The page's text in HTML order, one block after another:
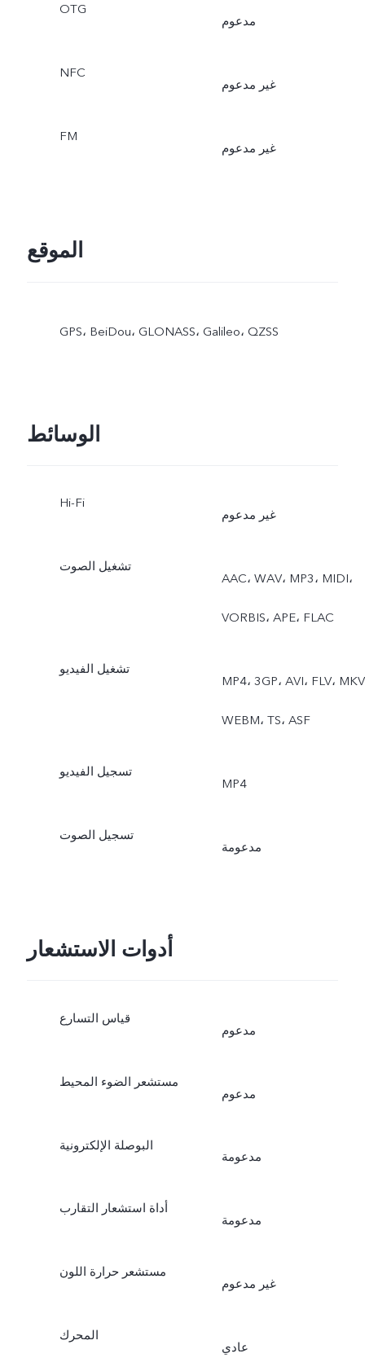
OTG
مدعوم
NFC
غير مدعوم
FM
غير مدعوم
الموقع
GPS،‏ BeiDou،‏ GLONASS،‏ Galileo،‏ QZSS
الوسائط
Hi-Fi
غير مدعوم
تشغيل الصوت
AAC، ‏WAV، ‏MP3، ‏MIDI،
‏VORBIS، ‏APE، ‏FLAC
تشغيل الفيديو
MP4، ‏3GP، ‏AVI، ‏FLV، ‏MKV،
‏WEBM، ‏TS، ‏ASF
تسجيل الفيديو
MP4
تسجيل الصوت
مدعومة
أدوات الاستشعار
قياس التسارع
مدعوم
مستشعر الضوء المحيط
مدعوم
البوصلة الإلكترونية
مدعومة
أداة استشعار التقارب
مدعومة
مستشعر حرارة اللون
غير مدعوم
المحرك
عادي